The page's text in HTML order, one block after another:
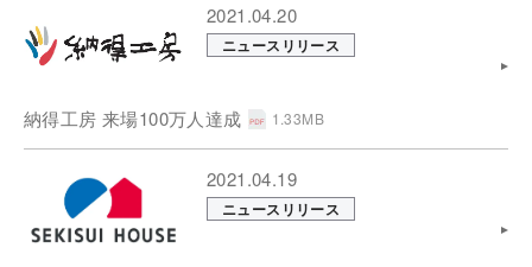
2021.04.20
ニュースリリース
納得工房 来場100万人達成 1.33MB
2021.04.19
ニュースリリース